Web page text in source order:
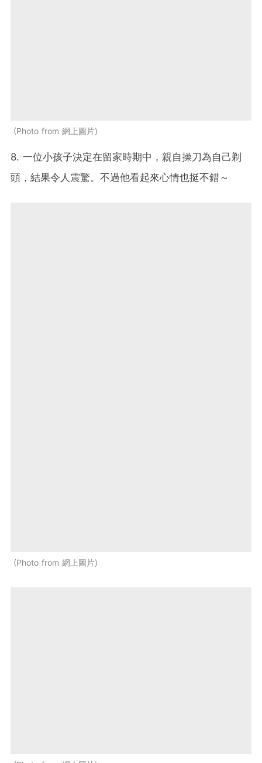
Photo from 網上圖片
8. 一位小孩子決定在留家時期中，親自操刀為自己剃
頭，結果令人震驚。不過他看起來心情也挺不錯～
Photo from 網上圖片